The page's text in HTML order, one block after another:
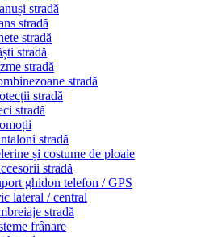
stradă
stradă
stradă
stradă
stradă
stradă
stradă
stradă
stradă
și costume de ploaie
stradă
ghidon telefon / GPS
lateral / central
stradă
frânare